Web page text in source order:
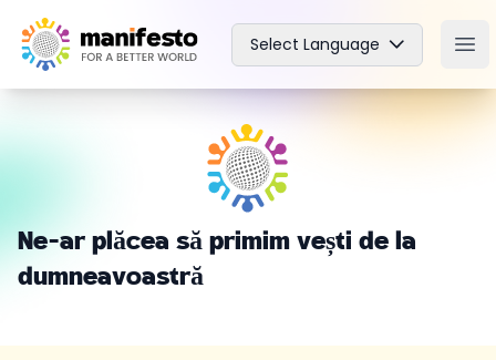
Your Company
Select Language
Ne-ar plăcea să primim vești de la
dumneavoastră